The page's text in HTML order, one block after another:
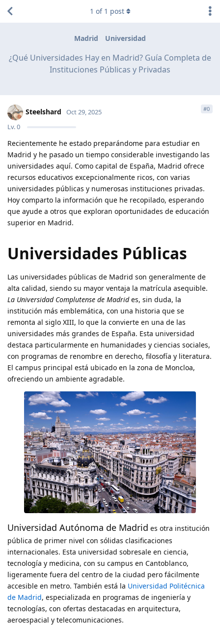
Madrid Universidad
¿Qué Universidades Hay en Madrid? Guía Completa de
Instituciones Públicas y Privadas
1 of 1 post
Steelshard
Lv.0
Oct 29, 2025 #0
Recientemente he estado preparándome para estudiar en
Madrid y he pasado un tiempo considerable investigando las
universidades aquí. Como capital de España, Madrid ofrece
recursos educativos excepcionalmente ricos, con varias
universidades públicas y numerosas instituciones privadas.
Hoy comparto la información que he recopilado, esperando
que ayude a otros que exploran oportunidades de educación
superior en Madrid.
Universidades Públicas
Las universidades públicas de Madrid son generalmente de
alta calidad, siendo su mayor ventaja la matrícula asequible.
La Universidad Complutense de Madrides, sin duda, la
institución más emblemática, con una historia que se
remonta al siglo XIII, lo que la convierte en una de las
universidades más grandes de España. Esta universidad
destaca particularmente en humanidades y ciencias sociales,
con programas de renombre en derecho, filosofía y literatura.
El campus principal está ubicado en la zona de Moncloa,
ofreciendo un ambiente agradable.
Universidad Autónoma de Madrid es otra institución
pública de primer nivel con sólidas clasificaciones
internacionales. Esta universidad sobresale en ciencia,
tecnología y medicina, con su campus en Cantoblanco,
ligeramente fuera del centro de la ciudad pero fácilmente
accesible en metro. También está la Universidad Politécnica
de Madrid, especializada en programas de ingeniería y
tecnologías, con ofertas destacadas en arquitectura,
aeroespacial y telecomunicaciones.